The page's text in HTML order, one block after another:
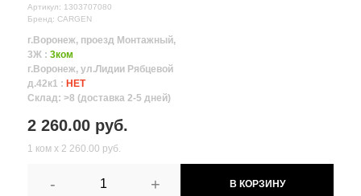
Артикул: 1303707080
Бренд: CARGEN
г.Воронеж, проезд Монтажный,
3Ж : 3ком
г.Воронеж, ул.Лидии Рябцевой
д.42к1 : НЕТ
Склад: >8 (доставка 2-5 дней)
2 260.00 руб.
1 ком х 2 260.00 руб.
- + В КОРЗИНУ